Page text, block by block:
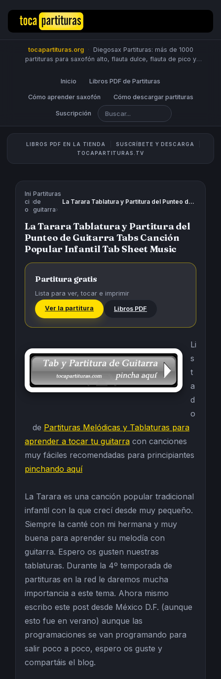
tocapartituras.org ·
Diegosax Partituras: más de 1000
partituras para saxofón alto, flauta dulce, flauta de pico y
chelo, fagot, bombardino, fliscorno, corno, trompa, barítono,
Scores. PUBLICA PARTITURAS
Inicio Libros PDF de Partituras
Cómo aprender saxofón Cómo descargar partituras
Suscripción
LIBROS PDF EN LA TIENDA
SUSCRÍBETE Y DESCARGA
TOCAPARTITURAS.TV
Ini
ci
o
›
Partituras
de
guitarra›
La Tarara Tablatura y Partitura del Punteo de Guitarra Tabs Canción Popular Infantil Tab Sheet Music
La Tarara Tablatura y Partitura del
Punteo de Guitarra Tabs Canción
Popular Infantil Tab Sheet Music
Partitura gratis
Lista para ver, tocar e imprimir
Ver la partitura
Libros PDF
Li
s
t
a
d
o
de Partituras Melódicas y Tablaturas para
aprender a tocar tu guitarra con canciones
muy fáciles recomendadas para principiantes
pinchando aquí
La Tarara es una canción popular tradicional
infantil con la que crecí desde muy pequeño.
Siempre la canté con mi hermana y muy
buena para aprender su melodía con
guitarra. Espero os gusten nuestras
tablaturas. Durante la 4º temporada de
partituras en la red le daremos mucha
importancia a este tema. Ahora mismo
escribo este post desde México D.F. (aunque
esto fue en verano) aunque las
programaciones se van programando para
salir poco a poco, espero os guste y
compartáis el blog.